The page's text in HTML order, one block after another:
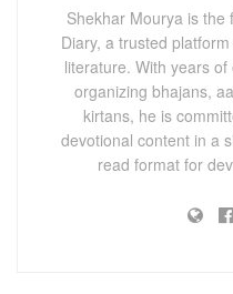
Shekhar Mourya is the
Diary, a trusted
literature. With years
organizing bhajans,
kirtans, he is
devotional content in a
read format for